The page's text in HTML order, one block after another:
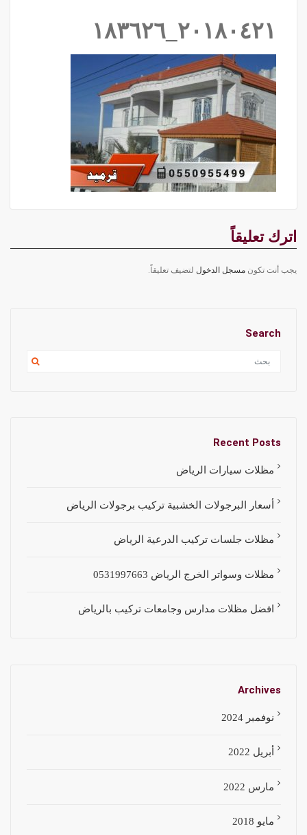
٢٠١٨٠٤٢١_١٨٣٦٢٦
اترك تعليقاً
يجب أنت تكون مسجل الدخول لتضيف تعليقاً.
Search
Recent Posts
مظلات سيارات الرياض
أسعار البرجولات الخشبية تركيب برجولات الرياض
مظلات جلسات تركيب الدرعية الرياض
مظلات وسواتر الخرج الرياض 0531997663
افضل مظلات مدارس وجامعات تركيب بالرياض
Archives
نوفمبر 2024
أبريل 2022
مارس 2022
مايو 2018